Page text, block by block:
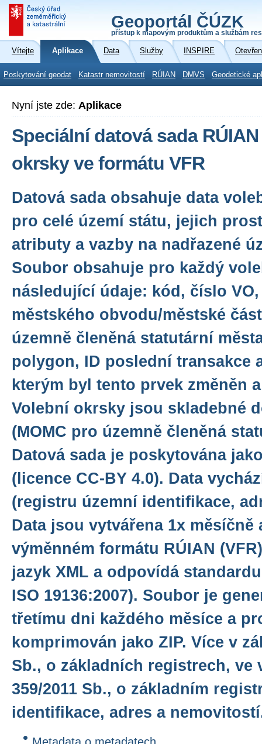
Geoportál ČÚZK
přístup k mapovým produktům a službám
Vítejte Aplikace Data Služby INSPIRE
Poskytování geodat Katastr nemovitostí RÚIAN DMVS Geodetické
Nyní jste zde: Aplikace
Speciální datová sada
okrsky ve formátu VFR
Datová sada obsahuje data
pro celé území státu, jejich
atributy a vazby na nadřazené
Soubor obsahuje pro každý
následující údaje: kód, číslo
městského obvodu/městské
územně členěná statutární
polygon, ID poslední transakce
kterým byl tento prvek změněn
Volební okrsky jsou skladebné
(MOMC pro územně členěná
Datová sada je poskytována
(licence CC-BY 4.0). Data
(registru územní identifikace,
Data jsou vytvářena 1x měsíčně
výměnném formátu RÚIAN
jazyk XML a odpovídá
ISO 19136:2007). Soubor je
třetímu dni každého měsíce a
komprimován jako ZIP. Více v
Sb., o základních registrech, ve
359/2011 Sb., o základním
identifikace, adres a